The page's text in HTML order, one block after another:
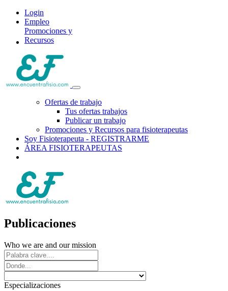
Login
Empleo
Promociones y
Recursos
Ofertas de trabajo
Tus ofertas trabajos
Publicar un trabajo
Promociones y Recursos para fisioterapeutas
Soy Fisioterapeuta - REGISTRARME
ÁREA FISIOTERAPEUTAS
Publicaciones
Who we are and our mission
Especializaciones